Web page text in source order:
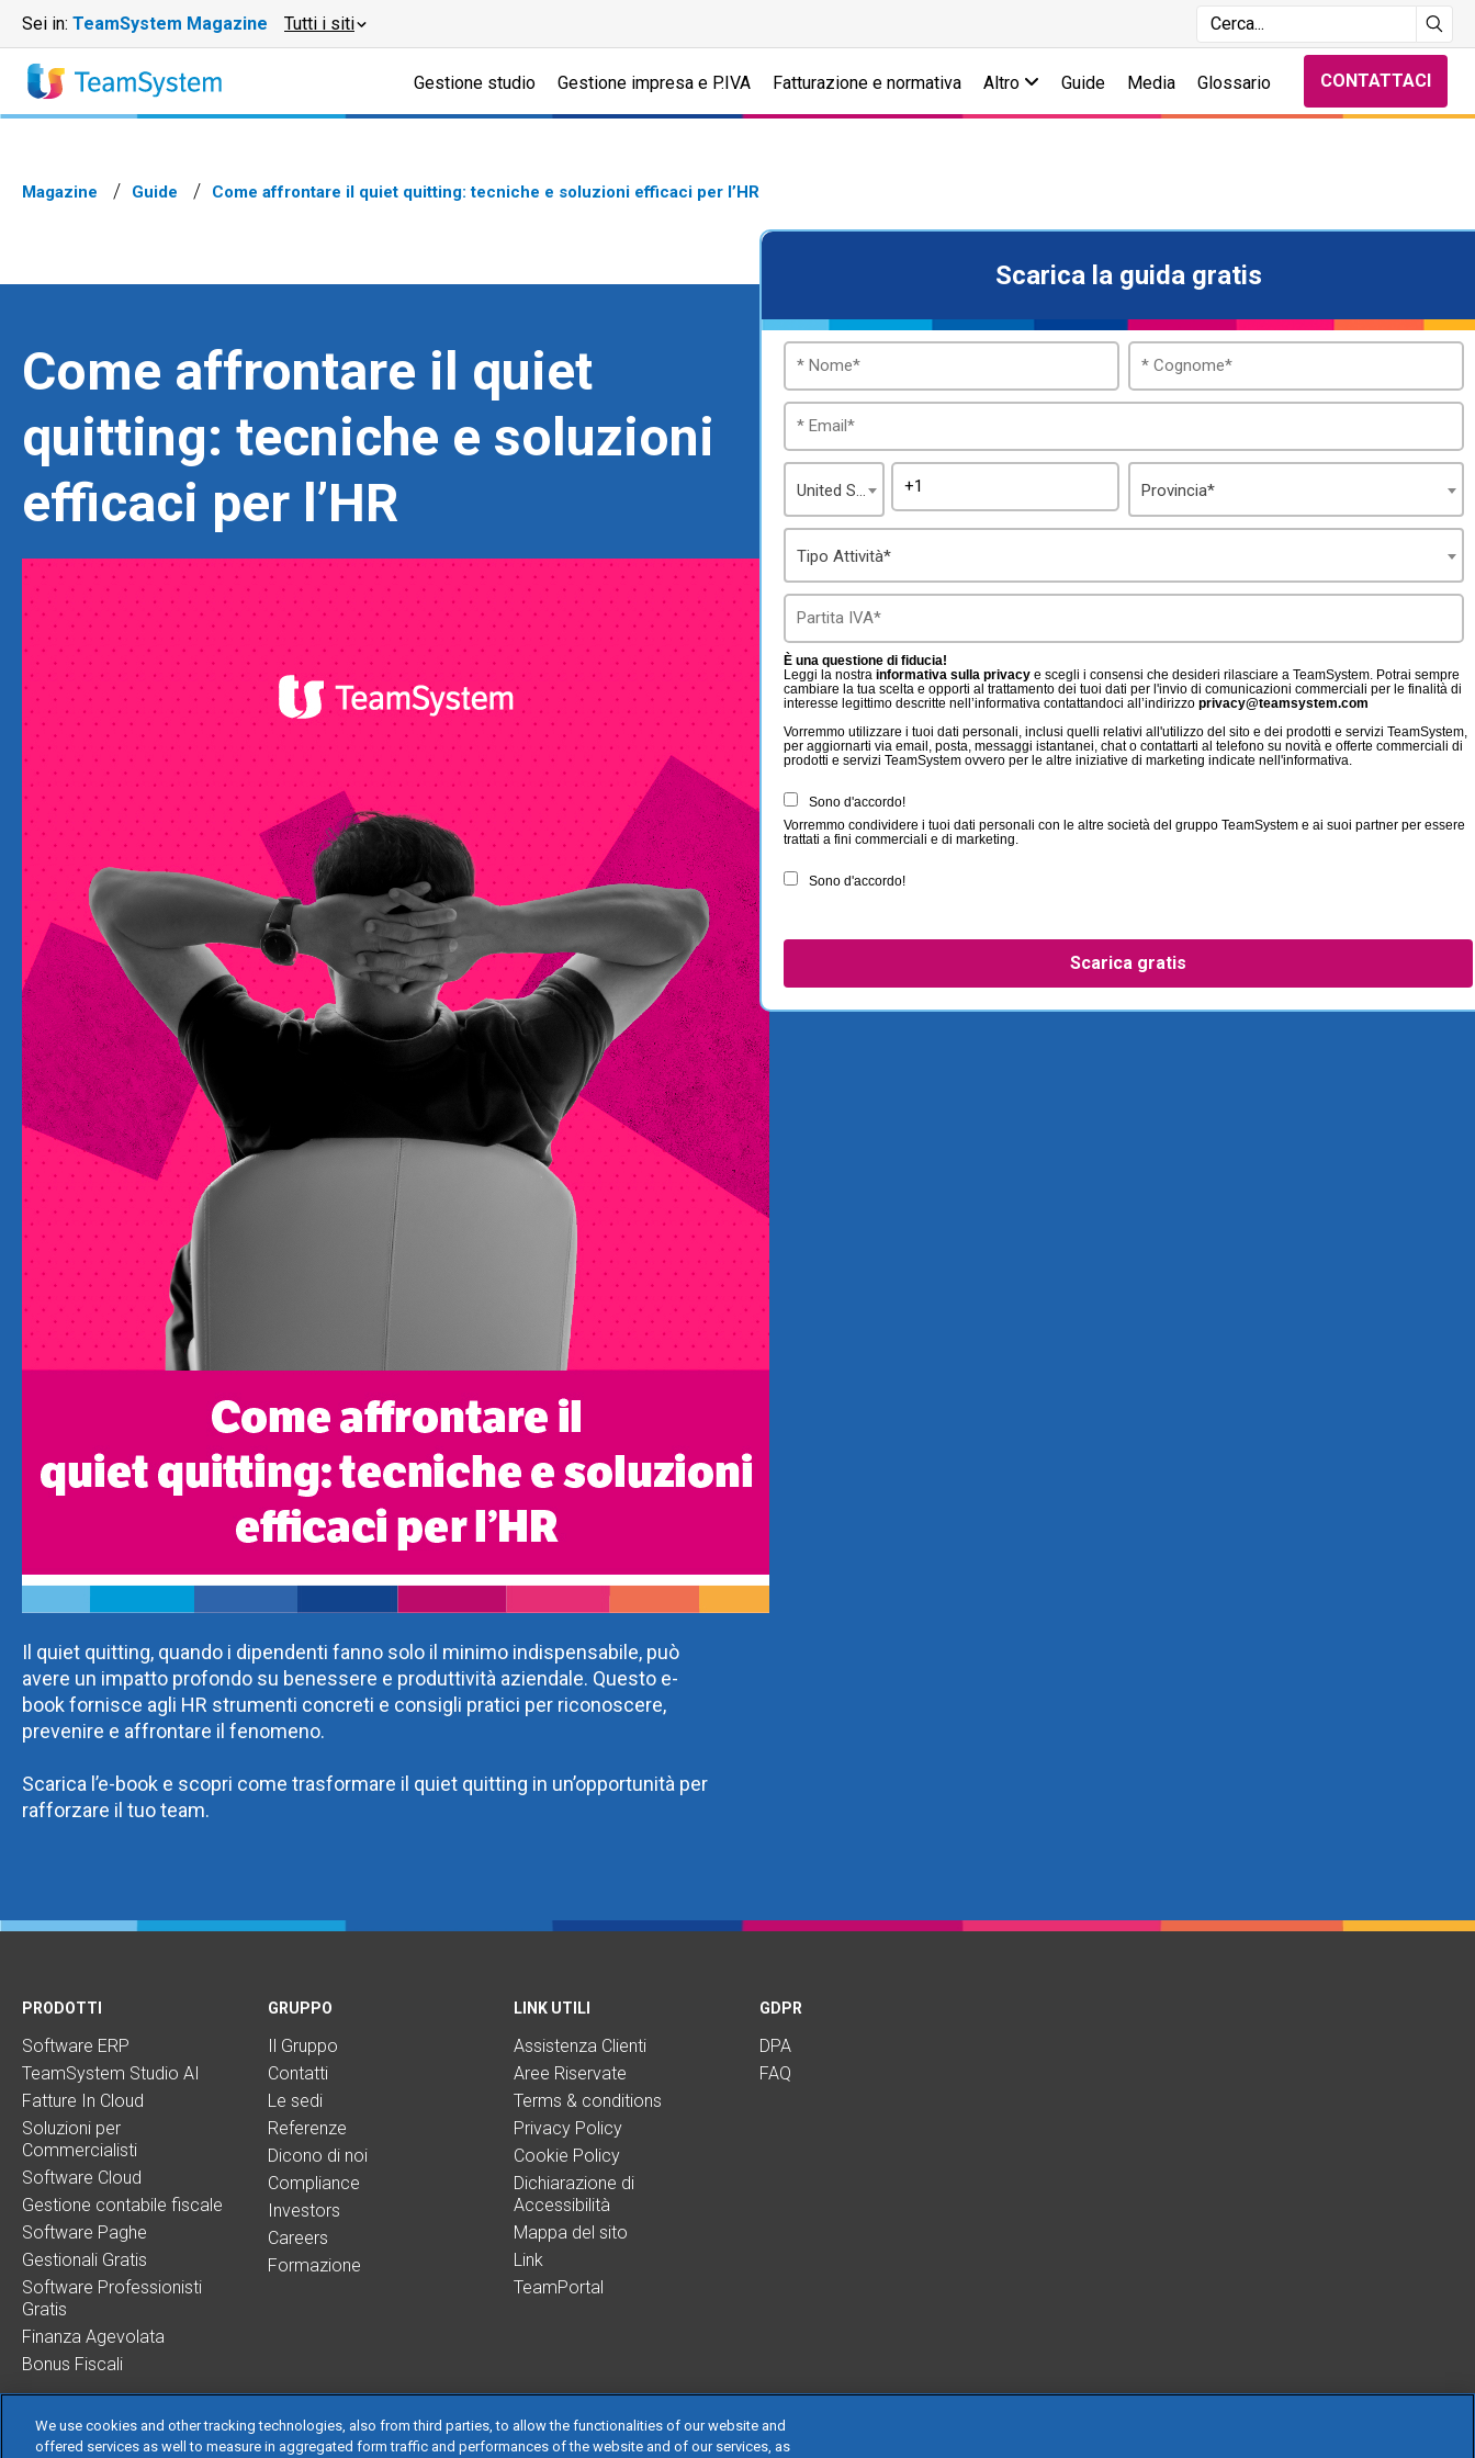
Sei in: TeamSystem Magazine Tutti i siti
Gestione studio Gestione impresa e P.IVA Fatturazione e normativa Altro Guide Media Glossario CONTATTACI
Magazine Guide Come affrontare il quiet quitting: tecniche e soluzioni efficaci per l’HR
Come affrontare il quiet
quitting: tecniche e soluzioni
efficaci per l’HR
Il quiet quitting, quando i dipendenti fanno solo il minimo indispensabile, può
avere un impatto profondo su benessere e produttività aziendale. Questo e-
book fornisce agli HR strumenti concreti e consigli pratici per riconoscere,
prevenire e affrontare il fenomeno.
Scarica l’e-book e scopri come trasformare il quiet quitting in un’opportunità per
rafforzare il tuo team.
Scarica la guida gratis
United States Provincia*
Tipo Attività*
È una questione di fiducia!
Leggi la nostra informativa sulla privacy e scegli i consensi che desideri rilasciare a TeamSystem. Potrai sempre
cambiare la tua scelta e opporti al trattamento dei tuoi dati per l'invio di comunicazioni commerciali per le finalità di
interesse legittimo descritte nell’informativa contattandoci all’indirizzo privacy@teamsystem.com
Vorremmo utilizzare i tuoi dati personali, inclusi quelli relativi all'utilizzo del sito e dei prodotti e servizi TeamSystem,
per aggiornarti via email, posta, messaggi istantanei, chat o contattarti al telefono su novità e offerte commerciali di
prodotti e servizi TeamSystem ovvero per le altre iniziative di marketing indicate nell'informativa.
Sono d'accordo!
Vorremmo condividere i tuoi dati personali con le altre società del gruppo TeamSystem e ai suoi partner per essere
trattati a fini commerciali e di marketing.
Sono d'accordo!
PRODOTTI
Software ERP
TeamSystem Studio AI
Fatture In Cloud
Soluzioni per
Commercialisti
Software Cloud
Gestione contabile fiscale
Software Paghe
Gestionali Gratis
Software Professionisti
Gratis
Finanza Agevolata
Bonus Fiscali
GRUPPO
Il Gruppo
Contatti
Le sedi
Referenze
Dicono di noi
Compliance
Investors
Careers
Formazione
LINK UTILI
Assistenza Clienti
Aree Riservate
Terms & conditions
Privacy Policy
Cookie Policy
Dichiarazione di
Accessibilità
Mappa del sito
Link
TeamPortal
GDPR
DPA
FAQ
We use cookies and other tracking technologies, also from third parties, to allow the functionalities of our website and
offered services as well to measure in aggregated form traffic and performances of the website and of our services, as